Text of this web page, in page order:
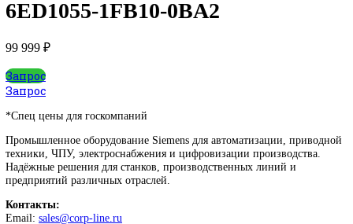
+7 (499) 130-03-67
Нажмите, чтобы увеличить
LOGO! 6ED1055-1FB10-0BA2
Siemens PLC systems LOGO! 6ED1053-1FA00-0BA099 999
Назад к товарам
Siemens PLC systems LOGO! 6ED1055-1MA00-0BA2